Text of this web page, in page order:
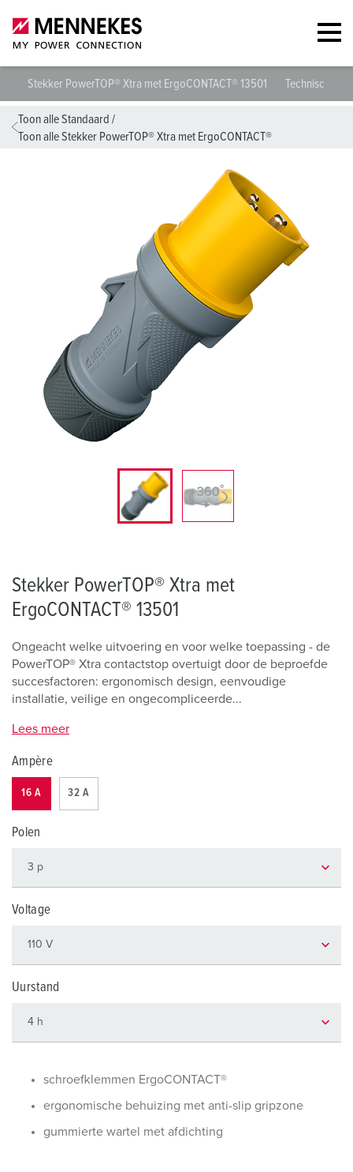
Stekker PowerTOP® Xtra met ErgoCONTACT® 13501 Technische
Toon alle Standaard /
Toon alle Stekker PowerTOP® Xtra met ErgoCONTACT®
Stekker PowerTOP® Xtra met
ErgoCONTACT® 13501
Ongeacht welke uitvoering en voor welke toepassing - de
PowerTOP® Xtra contactstop overtuigt door de beproefde
succesfactoren: ergonomisch design, eenvoudige
installatie, veilige en ongecompliceerde...
Lees meer
Ampère
16 A 32 A
Polen
Voltage
Uurstand
schroefklemmen ErgoCONTACT®
ergonomische behuizing met anti-slip gripzone
gummierte wartel met afdichting